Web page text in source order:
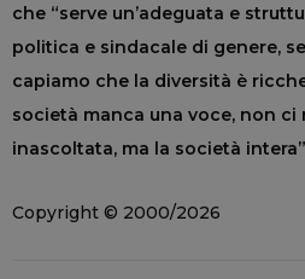
che “serve un’adeguata e
politica e sindacale di genere,
capiamo che la diversità è
società manca una voce, non
inascoltata, ma la società
Copyright © 2000/2026